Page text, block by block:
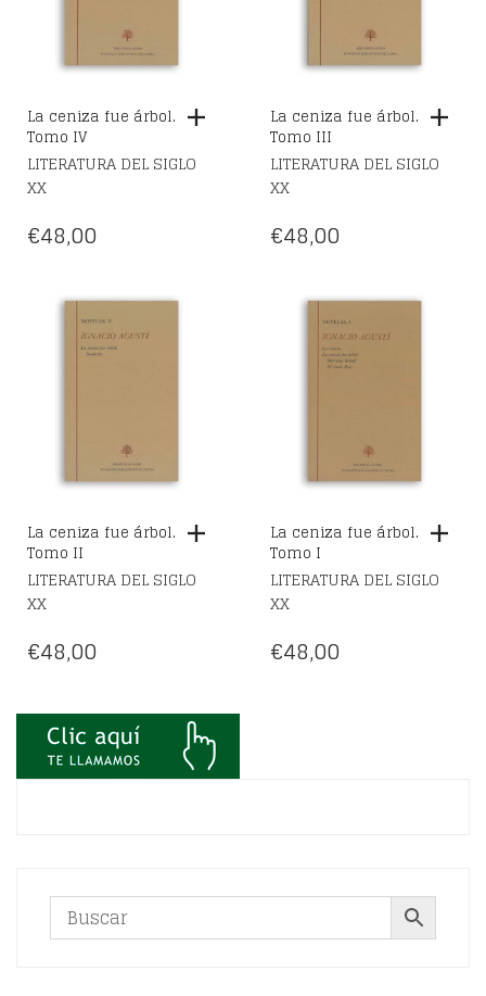
La ceniza fue árbol.
Tomo IV
LITERATURA DEL SIGLO
XX
€48,00
La ceniza fue árbol.
Tomo III
LITERATURA DEL SIGLO
XX
€48,00
La ceniza fue árbol.
Tomo II
LITERATURA DEL SIGLO
XX
€48,00
La ceniza fue árbol.
Tomo I
LITERATURA DEL SIGLO
XX
€48,00